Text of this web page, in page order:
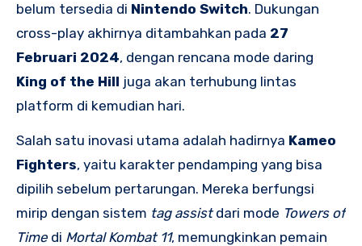
belum tersedia di Nintendo Switch. Dukungan
cross-play akhirnya ditambahkan pada 27
Februari 2024, dengan rencana mode daring
King of the Hill juga akan terhubung lintas
platform di kemudian hari.
Salah satu inovasi utama adalah hadirnya Kameo
Fighters, yaitu karakter pendamping yang bisa
dipilih sebelum pertarungan. Mereka berfungsi
mirip dengan sistem tag assistdari mode Towers of
Time di Mortal Kombat 11, memungkinkan pemain